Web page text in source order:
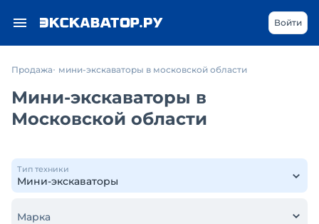
Войти
Продажа мини-экскаваторы в московской области
Мини-экскаваторы в
Московской области
Тип техники
Марка